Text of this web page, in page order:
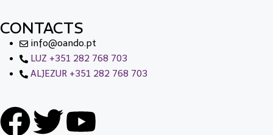
CONTACTS
info@oando.pt
LUZ +351 282 768 703
ALJEZUR +351 282 768 703